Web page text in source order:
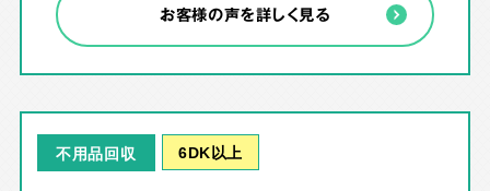
お客様の声を詳しく見る
不用品回収 6DK以上